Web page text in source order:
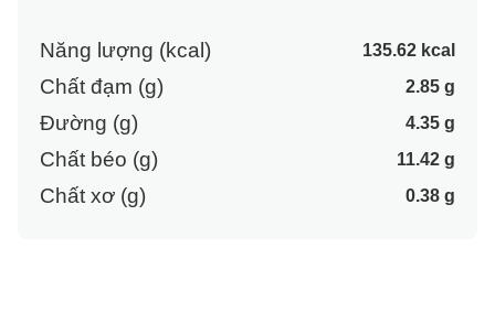
Năng lượng (kcal) 135.62 kcal
Chất đạm (g) 2.85 g
Đường (g) 4.35 g
Chất béo (g) 11.42 g
Chất xơ (g) 0.38 g